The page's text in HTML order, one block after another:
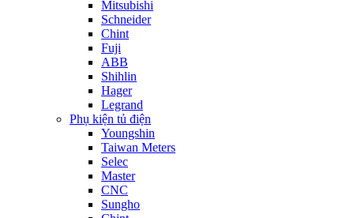
Mitsubishi
Schneider
Chint
Fuji
ABB
Shihlin
Hager
Legrand
Phụ kiện tủ điện
Youngshin
Taiwan Meters
Selec
Master
CNC
Sungho